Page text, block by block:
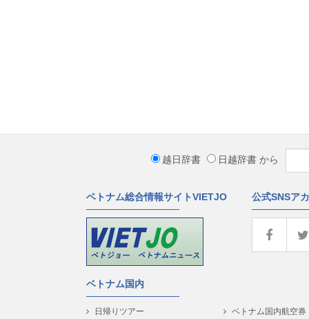
越日辞書 日越辞書 から
ベトナム総合情報サイトVIETJO 公式SNSア
ベトナム国内
日帰りツアー
ベトナム国内航空券